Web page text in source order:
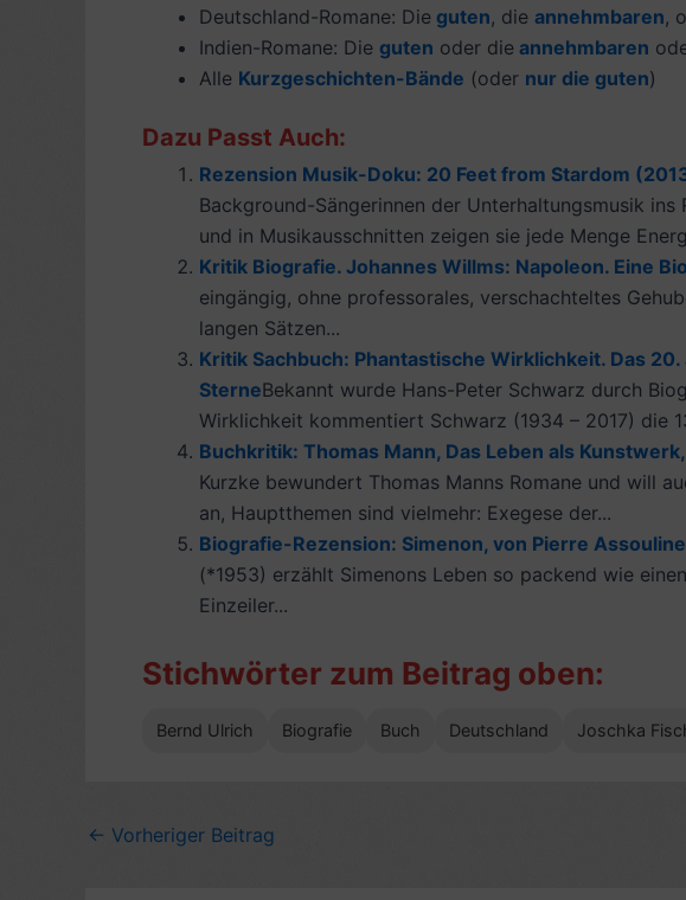
Deutschland-Romane: Die guten, die annehmbaren,
Indien-Romane: Die guten oder die annehmbaren
Alle Kurzgeschichten-Bände (oder nur die guten)
Dazu Passt Auch:
Rezension Musik-Doku: 20 Feet from Stardom
Background-Sängerinnen der Unterhaltungsmusik
und in Musikausschnitten zeigen sie jede Menge
Kritik Biografie. Johannes Willms: Napoleon. Eine
eingängig, ohne professorales, verschachteltes
langen Sätzen...
Kritik Sachbuch: Phantastische Wirklichkeit. Das
SterneBekannt wurde Hans-Peter Schwarz durch
Wirklichkeit kommentiert Schwarz (1934 – 2017) die
Buchkritik: Thomas Mann, Das Leben als
Kurzke bewundert Thomas Manns Romane und will
an, Hauptthemen sind vielmehr: Exegese der...
Biografie-Rezension: Simenon, von Pierre
(*1953) erzählt Simenons Leben so packend wie
Einzeiler...
Stichwörter zum Beitrag oben:
Bernd Ulrich Biografie Buch Deutschland Joschka
← Vorheriger Beitrag